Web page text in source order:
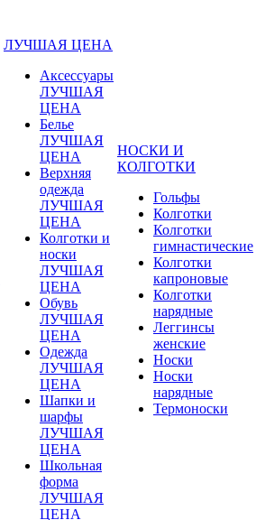
ЛУЧШАЯ ЦЕНА
Аксессуары
ЛУЧШАЯ
ЦЕНА
Белье
ЛУЧШАЯ
ЦЕНА
Верхняя
одежда
ЛУЧШАЯ
ЦЕНА
Колготки и
носки
ЛУЧШАЯ
ЦЕНА
Обувь
ЛУЧШАЯ
ЦЕНА
Одежда
ЛУЧШАЯ
ЦЕНА
Шапки и
шарфы
ЛУЧШАЯ
ЦЕНА
Школьная
форма
ЛУЧШАЯ
ЦЕНА
НОСКИ И
КОЛГОТКИ
Гольфы
Колготки
Колготки
гимнастические
Колготки
капроновые
Колготки
нарядные
Леггинсы
женские
Носки
Носки
нарядные
Термоноски